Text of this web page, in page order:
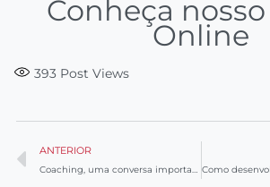
Conheça
Online
393 Post Views
ANTERIOR